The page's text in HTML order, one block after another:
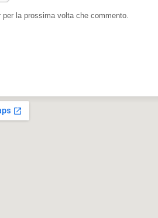
la prossima volta che commento.